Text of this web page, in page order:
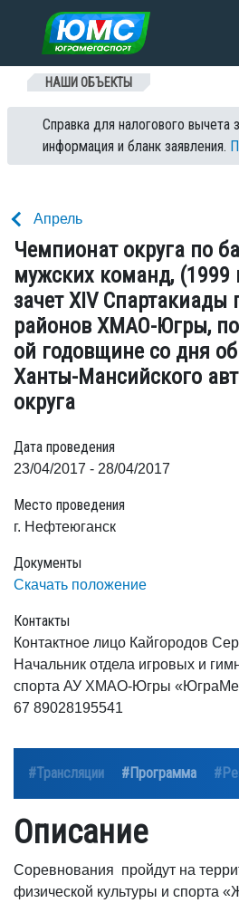
Перейти к содержанию
НАШИ ОБЪЕКТЫ
Справка для налогового вычета
информация и бланк заявления.
Апрель
Чемпионат округа по
мужских команд, (1999
зачет XIV Спартакиады
районов ХМАО-Югры,
ой годовщине со дня
Ханты-Мансийского
округа
Дата проведения
23/04/2017 - 28/04/2017
Место проведения
г. Нефтеюганск
Документы
Скачать положение
Контакты
Контактное лицо Кайгородов
Начальник отдела игровых и
спорта АУ ХМАО-Югры
67 89028195541
#Трансляции #Программа
Описание
Соревнования пройдут на
физической культуры и спорта